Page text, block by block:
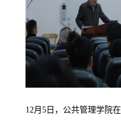
12月5日，公共管理学院